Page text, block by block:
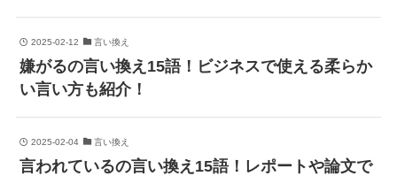
2025-02-12 言い換え
嫌がるの言い換え15語！ビジネスで使える柔らか
い言い方も紹介！
2025-02-04 言い換え
言われているの言い換え15語！レポートや論文で